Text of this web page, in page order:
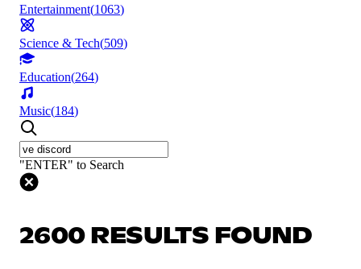
Entertainment(1063)
Science & Tech(509)
Education(264)
Music(184)
"ENTER" to Search
2600 RESULTS FOUND